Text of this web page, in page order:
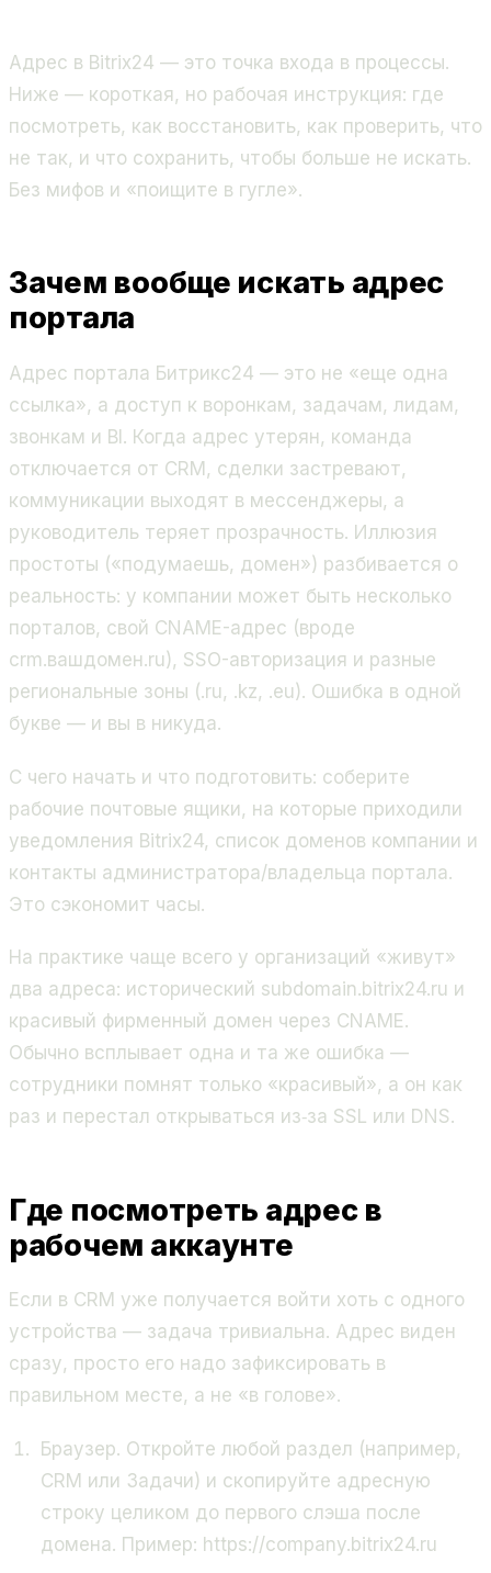
Адрес в Bitrix24 — это точка входа в процессы.
Ниже — короткая, но рабочая инструкция: где
посмотреть, как восстановить, как проверить, что
не так, и что сохранить, чтобы больше не искать.
Без мифов и «поищите в гугле».
Зачем вообще искать адрес
портала
Адрес портала Битрикс24 — это не «еще одна
ссылка», а доступ к воронкам, задачам, лидам,
звонкам и BI. Когда адрес утерян, команда
отключается от CRM, сделки застревают,
коммуникации выходят в мессенджеры, а
руководитель теряет прозрачность. Иллюзия
простоты («подумаешь, домен») разбивается о
реальность: у компании может быть несколько
порталов, свой CNAME-адрес (вроде
crm.вашдомен.ru), SSO-авторизация и разные
региональные зоны (.ru, .kz, .eu). Ошибка в одной
букве — и вы в никуда.
С чего начать и что подготовить: соберите
рабочие почтовые ящики, на которые приходили
уведомления Bitrix24, список доменов компании и
контакты администратора/владельца портала.
Это сэкономит часы.
На практике чаще всего у организаций «живут»
два адреса: исторический subdomain.bitrix24.ru и
красивый фирменный домен через CNAME.
Обычно всплывает одна и та же ошибка —
сотрудники помнят только «красивый», а он как
раз и перестал открываться из‑за SSL или DNS.
Где посмотреть адрес в
рабочем аккаунте
Если в CRM уже получается войти хоть с одного
устройства — задача тривиальна. Адрес виден
сразу, просто его надо зафиксировать в
правильном месте, а не «в голове».
Браузер. Откройте любой раздел (например,
CRM или Задачи) и скопируйте адресную
строку целиком до первого слэша после
домена. Пример: https://company.bitrix24.ru